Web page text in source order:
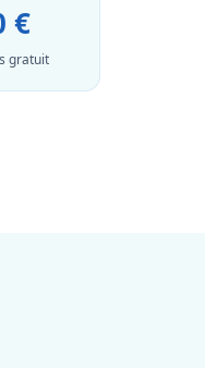
€
gratuit